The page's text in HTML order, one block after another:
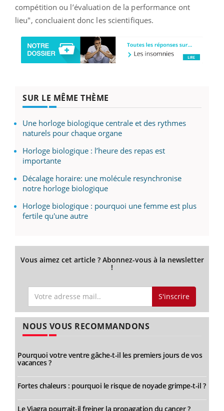
compétition ou l’évaluation de la performance ont
lieu", concluaient donc les scientifiques.
SUR LE MÊME THÈME
Une horloge biologique centrale et des rythmes
naturels pour chaque organe
Horloge biologique : l’heure des repas est
importante
Décalage horaire: une molécule resynchronise
notre horloge biologique
Horloge biologique : pourquoi une femme est plus
fertile qu'une autre
Vous aimez cet article ? Abonnez-vous à la newsletter
!
S'inscrire
NOUS VOUS RECOMMANDONS
Pourquoi votre ventre gâche-t-il les premiers jours de vos
vacances ?
Fortes chaleurs : pourquoi le risque de noyade grimpe-t-il ?
Le Viagra pourrait-il freiner la propagation du cancer ?